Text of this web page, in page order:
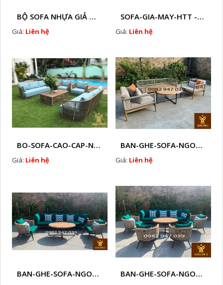
BỘ SOFA NHỰA GIẢ MÂY HTT - S86
Giá: Liên hệ
SOFA-GIA-MAY-HTT - S61 COPY
Giá: Liên hệ
BO-SOFA-CAO-CAP-NHUA-GIA-MAY-HTT - S88
Giá: Liên hệ
BAN-GHE-SOFA-NGOAI-TROI-GIA-MAY-KN12
Giá: Liên hệ
BAN-GHE-SOFA-NGOAI-TROI-GIA-MAY-KN11 BAN-GHE-SOFA-NGOAI-TROI-GIA-MAY-KN10